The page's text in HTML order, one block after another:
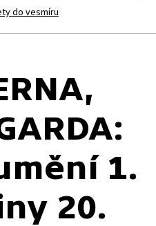
do vesmíru
1.
20.